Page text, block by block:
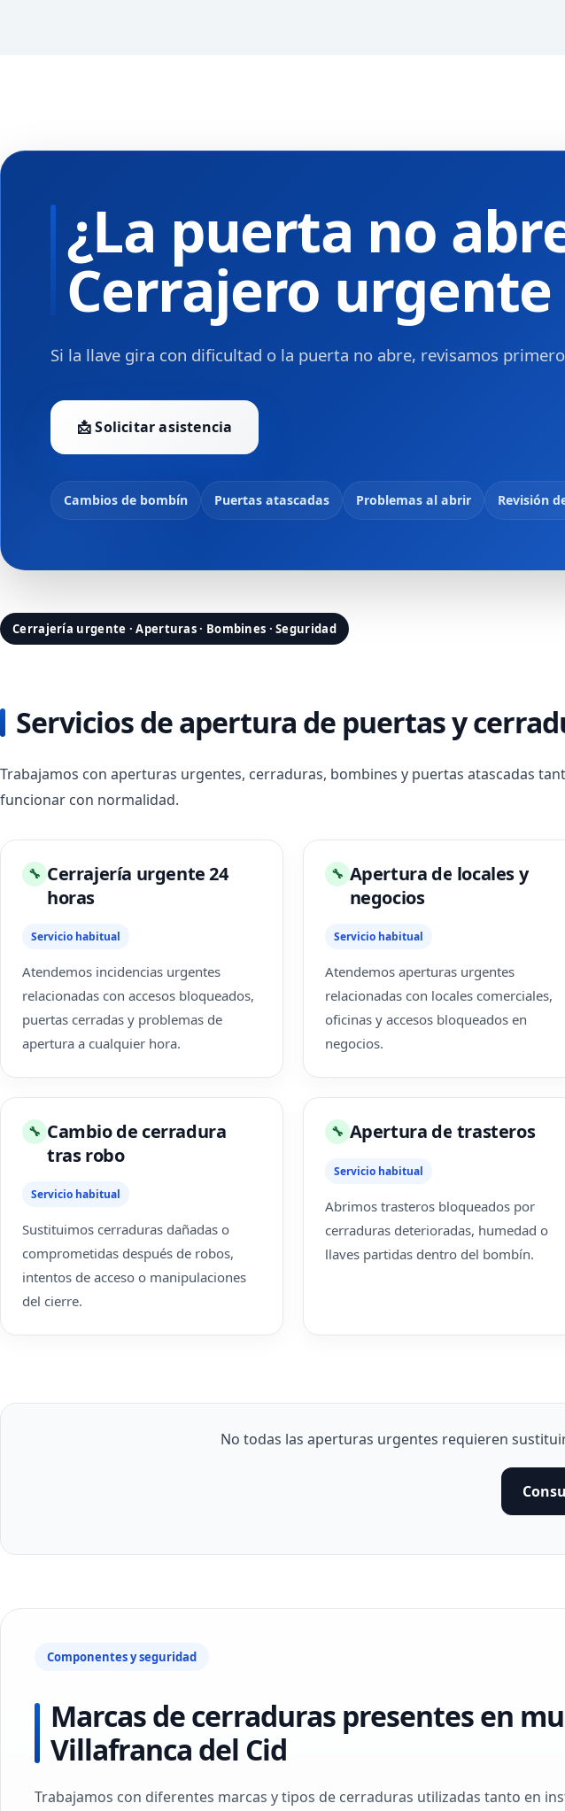
¿La puerta no
Cerrajero
Si la llave gira con dificultad o la puerta no abre, revisamos
📩 Solicitar asistencia
Cambios de bombín Puertas atascadas Problemas al abrir Revisión
Cerrajería urgente · Aperturas · Bombines · Seguridad
Servicios de apertura de puertas y
Trabajamos con aperturas urgentes, cerraduras, bombines y puertas atascadas
funcionar con normalidad.
🔧 Cerrajería urgente 24
horas
Servicio habitual
Atendemos incidencias urgentes
relacionadas con accesos bloqueados,
puertas cerradas y problemas de
apertura a cualquier hora.
🔧 Apertura de locales y
negocios
Servicio habitual
Atendemos aperturas urgentes
relacionadas con locales comerciales,
oficinas y accesos bloqueados en
negocios.
🔧 Cambio de cerradura
tras robo
Servicio habitual
Sustituimos cerraduras dañadas o
comprometidas después de robos,
intentos de acceso o manipulaciones
del cierre.
🔧 Apertura de trasteros
Servicio habitual
Abrimos trasteros bloqueados por
cerraduras deterioradas, humedad o
llaves partidas dentro del bombín.
No todas las aperturas urgentes requieren
Componentes y seguridad
Marcas de cerraduras presentes en
Villafranca del Cid
Trabajamos con diferentes marcas y tipos de cerraduras utilizadas tanto en